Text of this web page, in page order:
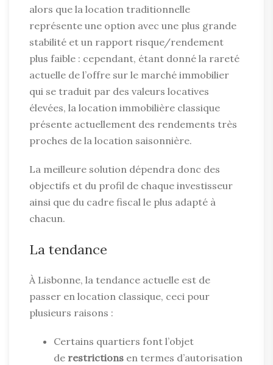
alors que la location traditionnelle
représente une option avec une plus grande
stabilité et un rapport risque/rendement
plus faible : cependant, étant donné la rareté
actuelle de l’offre sur le marché immobilier
qui se traduit par des valeurs locatives
élevées, la location immobilière classique
présente actuellement des rendements très
proches de la location saisonnière.
La meilleure solution dépendra donc des
objectifs et du profil de chaque investisseur
ainsi que du cadre fiscal le plus adapté à
chacun.
La tendance
À Lisbonne, la tendance actuelle est de
passer en location classique, ceci pour
plusieurs raisons :
Certains quartiers font l’objet
de restrictions en termes d’autorisation